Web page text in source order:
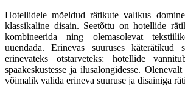
Hotellidele mõeldud rätikute valikus
klassikaline disain. Seetõttu on hotellide
kombineerida ning olemasolevat
uuendada. Erinevas suuruses käterätikud
erinevateks otstarveteks: hotellide
spaakeskustesse ja ilusalongidesse.
võimalik valida erineva suuruse ja disainiga